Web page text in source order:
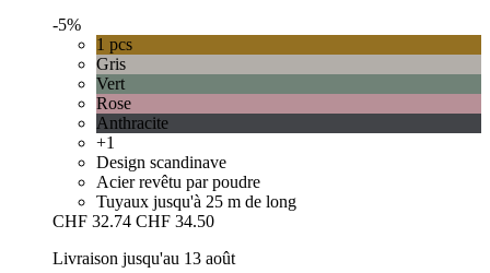
-5%
1 pcs
Gris
Vert
Rose
Anthracite
+1
Design scandinave
Acier revêtu par poudre
Tuyaux jusqu'à 25 m de long
CHF 32.74 CHF 34.50
Livraison jusqu'au 13 août